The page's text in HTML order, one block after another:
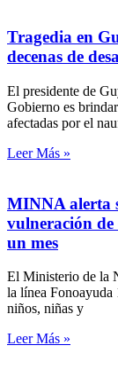
Tragedia en
decenas de
El presidente de
Gobierno es
afectadas por el
Leer Más »
MINNA alerta
vulneración de
un mes
El Ministerio de la
la línea Fonoayuda
niños, niñas y
Leer Más »